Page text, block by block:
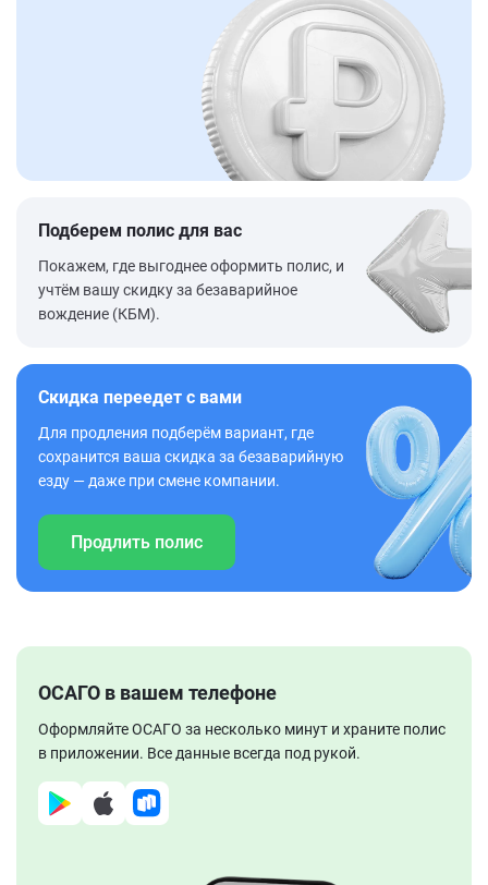
Подберем полис для вас
Покажем, где выгоднее оформить полис, и
учтём вашу скидку за безаварийное
вождение (КБМ).
Скидка переедет с вами
Для продления подберём вариант, где
сохранится ваша скидка за безаварийную
езду — даже при смене компании.
Продлить полис
ОСАГО в вашем телефоне
Оформляйте ОСАГО за несколько минут и храните полис
в приложении. Все данные всегда под рукой.